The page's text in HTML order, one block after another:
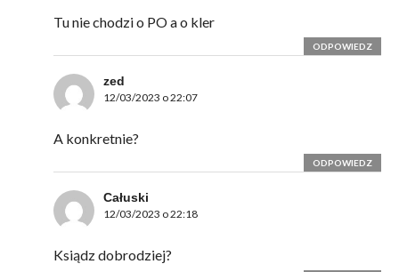
Tu nie chodzi o PO a o kler
ODPOWIEDZ
zed
12/03/2023 o 22:07
A konkretnie?
ODPOWIEDZ
Całuski
12/03/2023 o 22:18
Ksiądz dobrodziej?